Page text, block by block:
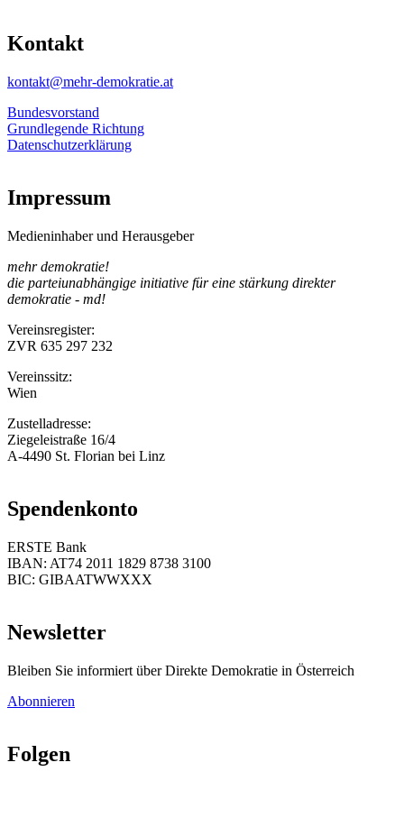
Kontakt
kontakt@mehr-demokratie.at
Bundesvorstand
Grundlegende Richtung
Datenschutzerklärung
Impressum
Medieninhaber und Herausgeber
mehr demokratie!
die parteiunabhängige initiative für eine stärkung direkter
demokratie - md!
Vereinsregister:
ZVR 635 297 232
Vereinssitz:
Wien
Zustelladresse:
Ziegeleistraße 16/4
A-4490 St. Florian bei Linz
Spendenkonto
ERSTE Bank
IBAN: AT74 2011 1829 8738 3100
BIC: GIBAATWWXXX
Newsletter
Bleiben Sie informiert über Direkte Demokratie in Österreich
Abonnieren
Folgen